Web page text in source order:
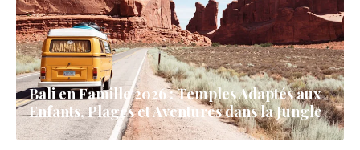
Bali en Famille 2026 : Temples Adaptés aux
Enfants, Plages et Aventures dans la Jungle